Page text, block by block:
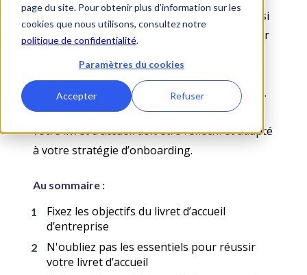
page du site. Pour obtenir plus d’information sur les
cookies que nous utilisons, consultez notre
politique de confidentialité.
Paramètres du cookies
Accepter Refuser
Un onboarding ne peut être complet et réussi
sans la mise en place d’un livret d’accueil. Pour
le livret d’accueil d’entreprise est un outil clé :
bien plus qu’un document, c’est un réel guide.
Pour qu’il puisse avoir une réelle plus-value,
votre livret d’accueil doit être réfléchi et adapté
à votre stratégie d’onboarding.
Au sommaire :
Fixez les objectifs du livret d’accueil
d’entreprise
N'oubliez pas les essentiels pour réussir
votre livret d’accueil